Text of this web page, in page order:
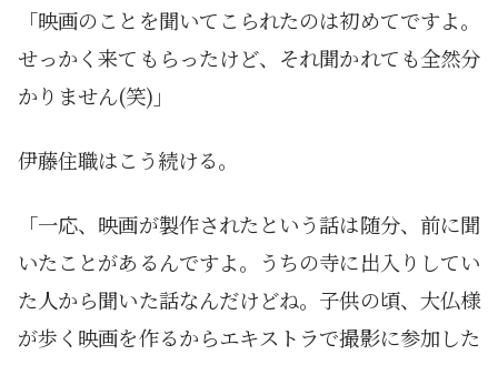
「映画のことを聞いてこられたのは初めてですよ。
せっかく来てもらったけど、それ聞かれても全然分
かりません(笑)」
伊藤住職はこう続ける。
「一応、映画が製作されたという話は随分、前に聞
いたことがあるんですよ。うちの寺に出入りしてい
た人から聞いた話なんだけどね。子供の頃、大仏様
が歩く映画を作るからエキストラで撮影に参加した